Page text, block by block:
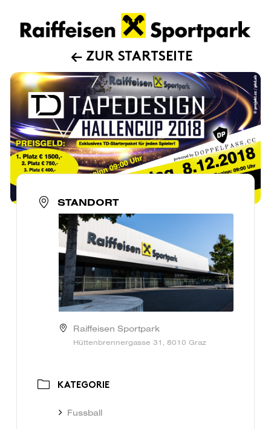
ZUR STARTSEITE
STANDORT
Raiffeisen Sportpark
Hüttenbrennergasse 31, 8010 Graz
KATEGORIE
Fussball